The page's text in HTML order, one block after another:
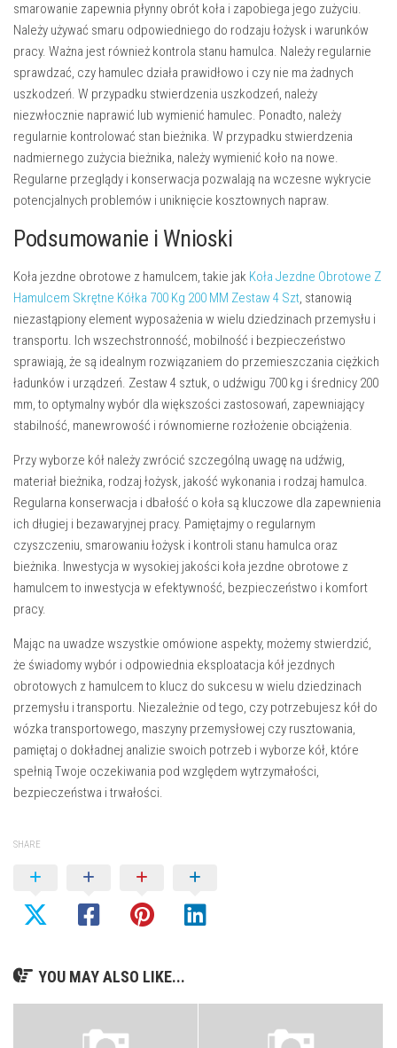
smarowanie zapewnia płynny obrót koła i zapobiega jego zużyciu.
Należy używać smaru odpowiedniego do rodzaju łożysk i warunków
pracy. Ważna jest również kontrola stanu hamulca. Należy regularnie
sprawdzać, czy hamulec działa prawidłowo i czy nie ma żadnych
uszkodzeń. W przypadku stwierdzenia uszkodzeń, należy
niezwłocznie naprawić lub wymienić hamulec. Ponadto, należy
regularnie kontrolować stan bieżnika. W przypadku stwierdzenia
nadmiernego zużycia bieżnika, należy wymienić koło na nowe.
Regularne przeglądy i konserwacja pozwalają na wczesne wykrycie
potencjalnych problemów i uniknięcie kosztownych napraw.
Podsumowanie i Wnioski
Koła jezdne obrotowe z hamulcem, takie jak Koła Jezdne Obrotowe Z
Hamulcem Skrętne Kółka 700 Kg 200 MM Zestaw 4 Szt, stanowią
niezastąpiony element wyposażenia w wielu dziedzinach przemysłu i
transportu. Ich wszechstronność, mobilność i bezpieczeństwo
sprawiają, że są idealnym rozwiązaniem do przemieszczania ciężkich
ładunków i urządzeń. Zestaw 4 sztuk, o udźwigu 700 kg i średnicy 200
mm, to optymalny wybór dla większości zastosowań, zapewniający
stabilność, manewrowość i równomierne rozłożenie obciążenia.
Przy wyborze kół należy zwrócić szczególną uwagę na udźwig,
materiał bieżnika, rodzaj łożysk, jakość wykonania i rodzaj hamulca.
Regularna konserwacja i dbałość o koła są kluczowe dla zapewnienia
ich długiej i bezawaryjnej pracy. Pamiętajmy o regularnym
czyszczeniu, smarowaniu łożysk i kontroli stanu hamulca oraz
bieżnika. Inwestycja w wysokiej jakości koła jezdne obrotowe z
hamulcem to inwestycja w efektywność, bezpieczeństwo i komfort
pracy.
Mając na uwadze wszystkie omówione aspekty, możemy stwierdzić,
że świadomy wybór i odpowiednia eksploatacja kół jezdnych
obrotowych z hamulcem to klucz do sukcesu w wielu dziedzinach
przemysłu i transportu. Niezależnie od tego, czy potrzebujesz kół do
wózka transportowego, maszyny przemysłowej czy rusztowania,
pamiętaj o dokładnej analizie swoich potrzeb i wyborze kół, które
spełnią Twoje oczekiwania pod względem wytrzymałości,
bezpieczeństwa i trwałości.
SHARE
YOU MAY ALSO LIKE...